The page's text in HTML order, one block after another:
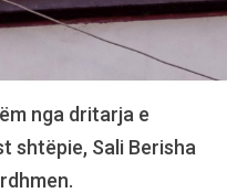
nga dritarja e
shtëpie, Sali Berisha